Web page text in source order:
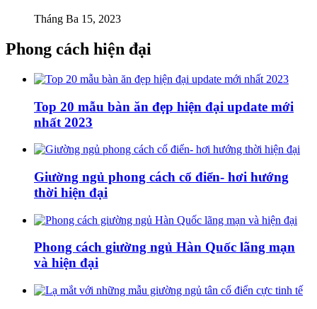
Tháng Ba 15, 2023
Phong cách hiện đại
Top 20 mẫu bàn ăn đẹp hiện đại update mới
nhất 2023
Giường ngủ phong cách cổ điển- hơi hướng
thời hiện đại
Phong cách giường ngủ Hàn Quốc lãng mạn
và hiện đại